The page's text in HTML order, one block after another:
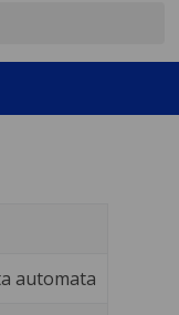
automata